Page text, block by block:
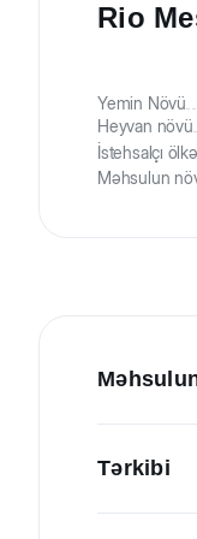
Rio
Yemin Növü
Heyvan növü
İstehsalçı ölkə
Məhsulun
Rio Meşə
Tərkibi